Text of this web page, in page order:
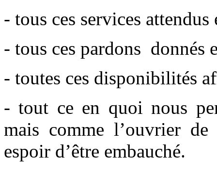
- tous ces services attendus
- tous ces pardons donnés
- toutes ces disponibilités
- tout ce en quoi nous
mais comme l’ouvrier de
espoir d’être embauché.